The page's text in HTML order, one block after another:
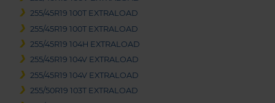
255/45R19 100T EXTRALOAD
255/45R19 100T EXTRALOAD
255/45R19 104H EXTRALOAD
255/45R19 104V EXTRALOAD
255/45R19 104V EXTRALOAD
255/50R19 103T EXTRALOAD